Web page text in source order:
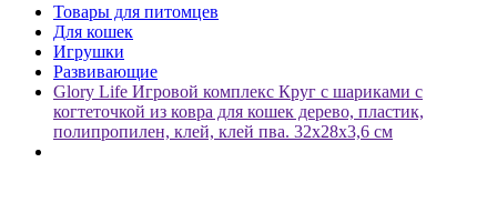
Товары для питомцев
Для кошек
Игрушки
Развивающие
Glory Life Игровой комплекс Круг с шариками c
когтеточкой из ковра для кошек дерево, пластик,
полипропилен, клей, клей пва. 32х28х3,6 см